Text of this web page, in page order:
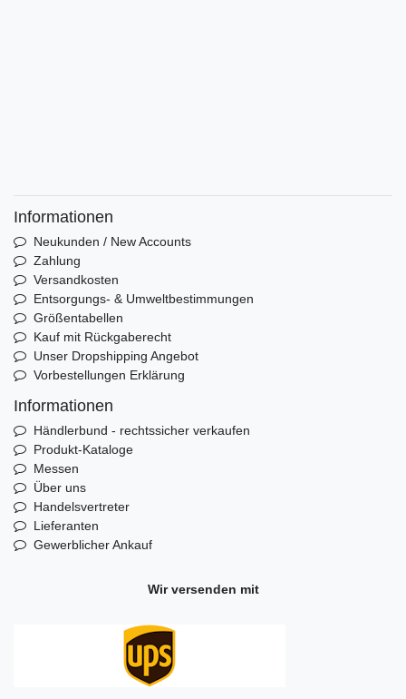
Informationen
Neukunden / New Accounts
Zahlung
Versandkosten
Entsorgungs- & Umweltbestimmungen
Größentabellen
Kauf mit Rückgaberecht
Unser Dropshipping Angebot
Vorbestellungen Erklärung
Informationen
Händlerbund - rechtssicher verkaufen
Produkt-Kataloge
Messen
Über uns
Handelsvertreter
Lieferanten
Gewerblicher Ankauf
Wir versenden mit